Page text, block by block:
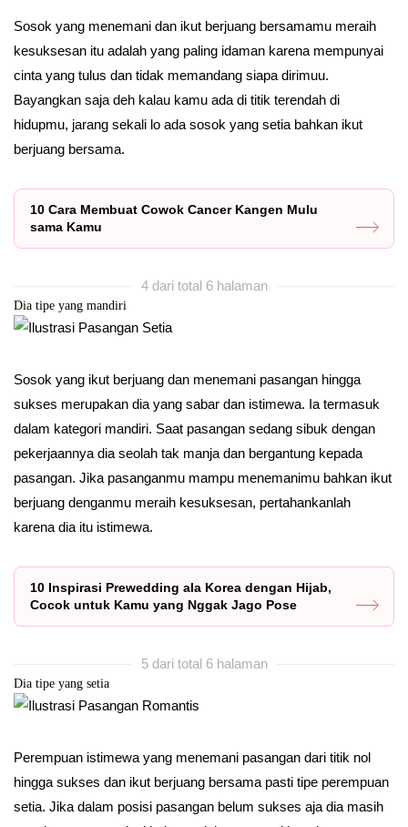
Sosok yang menemani dan ikut berjuang bersamamu meraih
kesuksesan itu adalah yang paling idaman karena mempunyai
cinta yang tulus dan tidak memandang siapa dirimuu.
Bayangkan saja deh kalau kamu ada di titik terendah di
hidupmu, jarang sekali lo ada sosok yang setia bahkan ikut
berjuang bersama.
10 Cara Membuat Cowok Cancer Kangen Mulu
sama Kamu
4 dari total 6 halaman
Dia tipe yang mandiri
Sosok yang ikut berjuang dan menemani pasangan hingga
sukses merupakan dia yang sabar dan istimewa. Ia termasuk
dalam kategori mandiri. Saat pasangan sedang sibuk dengan
pekerjaannya dia seolah tak manja dan bergantung kepada
pasangan. Jika pasanganmu mampu menemanimu bahkan ikut
berjuang denganmu meraih kesuksesan, pertahankanlah
karena dia itu istimewa.
10 Inspirasi Prewedding ala Korea dengan Hijab,
Cocok untuk Kamu yang Nggak Jago Pose
5 dari total 6 halaman
Dia tipe yang setia
Perempuan istimewa yang menemani pasangan dari titik nol
hingga sukses dan ikut berjuang bersama pasti tipe perempuan
setia. Jika dalam posisi pasangan belum sukses aja dia masih